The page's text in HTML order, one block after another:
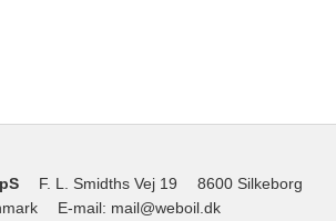
F. L. Smidths Vej 19
8600 Silkeborg
E-mail: mail@weboil.dk